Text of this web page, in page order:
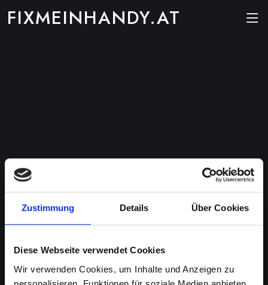
Zustimmung Details Über Cookies
Diese Webseite verwendet Cookies
Wir verwenden Cookies, um Inhalte und Anzeigen zu
FIXMEINHANDY.AT